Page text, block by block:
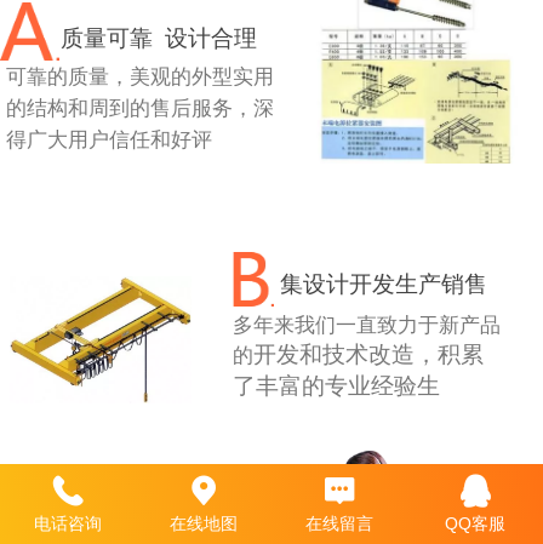
质量可靠 设计合理
可靠的质量，美观的外型实用
的结构和周到的售后服务，深
得广大用户信任和好评
集设计开发生产销售
多年来我们一直致力于新产品
的开发和技术改造，积累
了丰富的专业经验生
全程支持与服务
电话咨询 在线地图 在线留言 QQ客服